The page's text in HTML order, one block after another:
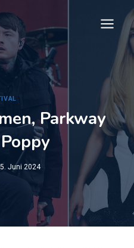
Parkway
5. Juni 2024